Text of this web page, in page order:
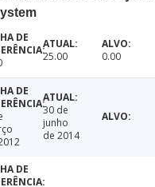
25.00 0.00
30 de
junho
de 2014